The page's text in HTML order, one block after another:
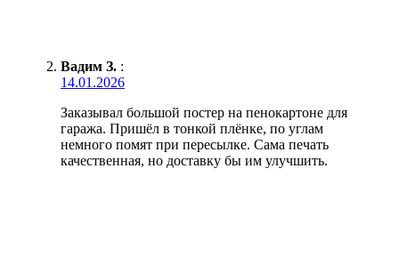
Вадим З. :
14.01.2026
Заказывал большой постер на пенокартоне для
гаража. Пришёл в тонкой плёнке, по углам
немного помят при пересылке. Сама печать
качественная, но доставку бы им улучшить.